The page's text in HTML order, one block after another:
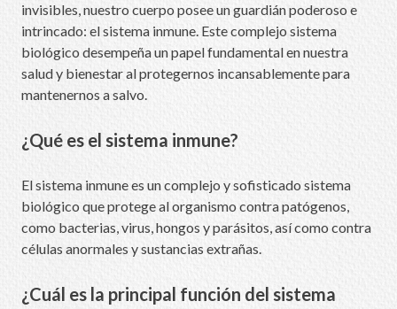
invisibles, nuestro cuerpo posee un guardián poderoso e
intrincado: el sistema inmune. Este complejo sistema
biológico desempeña un papel fundamental en nuestra
salud y bienestar al protegernos incansablemente para
mantenernos a salvo.
¿Qué es el sistema inmune?
El sistema inmune es un complejo y sofisticado sistema
biológico que protege al organismo contra patógenos,
como bacterias, virus, hongos y parásitos, así como contra
células anormales y sustancias extrañas.
¿Cuál es la principal función del sistema